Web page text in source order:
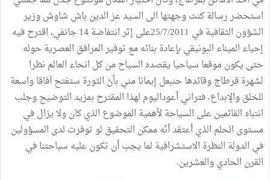
استحضر رسالة كنت وجهتها الى السيد عز الدين باش شاوش وزير
الشؤون الثقافية في 25/7/2011على إثر انتفاضة 14 جانفي، اقترح فيه
إحياء الميناء البونيقي بإعادة بنائه مع توفير المرافق العصرية حوله
حتى يكون موقعا سياحيا يقصده السياح من كل انحاء العالم نظرا
لشهرة قرطاج وقائدها حنبعل إيمانا مني بأنّ الثورة ستفتح آفاقا واسعة
للخلق والإبداع، فتراني أعوداليوم لهذا المقترح بمزيد التوضيح وجلب
انتباه القائمين على السياحة لأهمية الموضوع الذي كان ولا يزال في
مستوى الحلم الذي أعتقد أنّه ممكن التحقيق لو توفرت لدى المسؤولين
في الدولة النظرة الاستشرافية لما يجب أن تكون عليه سياحتنا في
القرن الحادي والعشرين.